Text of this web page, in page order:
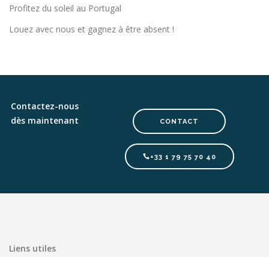
Profitez du soleil au Portugal
Louez avec nous et gagnez à être absent !
Contactez-nous
dès maintenant
CONTACT
+33 1 79 75 70 40
Liens utiles